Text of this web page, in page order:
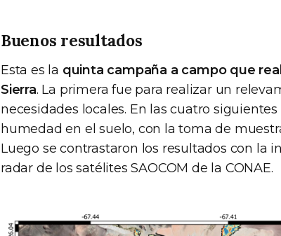
Buenos resultados
Esta es la quinta campaña a campo que
Sierra. La primera fue para realizar un
necesidades locales. En las cuatro
humedad en el suelo, con la toma de
Luego se contrastaron los resultados con la
radar de los satélites SAOCOM de la CONAE.